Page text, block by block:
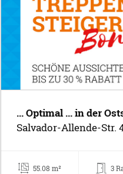
... Optimal ... in der
Salvador-Allende-Str.
55.08 m² 3